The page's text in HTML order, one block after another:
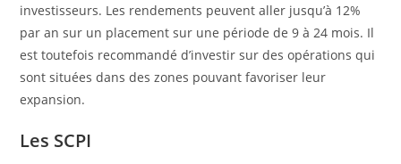
investisseurs. Les rendements peuvent aller jusqu’à 12%
par an sur un placement sur une période de 9 à 24 mois. Il
est toutefois recommandé d’investir sur des opérations qui
sont situées dans des zones pouvant favoriser leur
expansion.
Les SCPI